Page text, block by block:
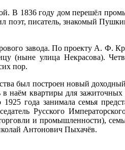
В 1836 году дом перешёл
поэт, писатель, знакомый
завода. По проекту А. Ф.
(ныне улица Некрасова).
пор.
был построен новый
наём квартиры для зажиточных
года занимала семья
Русского
и промышленности),
Антонович Пыхачёв.